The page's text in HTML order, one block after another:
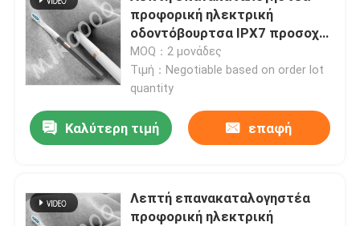
προφορική ηλεκτρική
οδοντόβουρτσα IPX7 προσοχής
αδιάβροχη με 3 τρόπους
MOQ：2 μονάδες
Τιμή：Negotiable based on order lot
quantity
Καλύτερη τιμή επαφή
Λεπτή επανακαταλογηστέα
προφορική ηλεκτρική